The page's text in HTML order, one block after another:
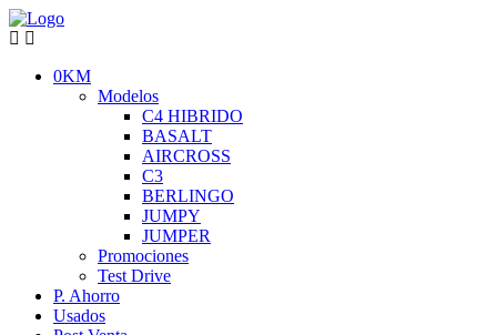
0KM
Modelos
C4 HIBRIDO
BASALT
AIRCROSS
C3
BERLINGO
JUMPY
JUMPER
Promociones
Test Drive
P. Ahorro
Usados